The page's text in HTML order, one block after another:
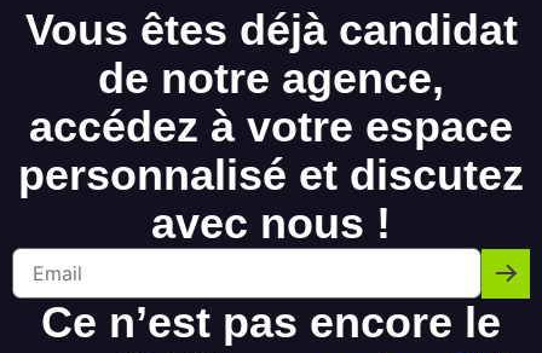
Vous êtes déjà candidat
de notre agence,
accédez à votre espace
personnalisé et discutez
avec nous !
Ce n’est pas encore le